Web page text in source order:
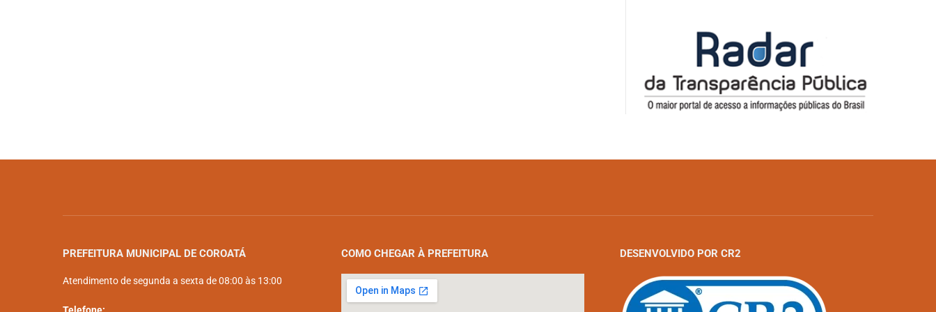
PREFEITURA MUNICIPAL DE COROATÁ
Atendimento de segunda a sexta de 08:00 às 13:00
COMO CHEGAR À PREFEITURA DESENVOLVIDO POR CR2